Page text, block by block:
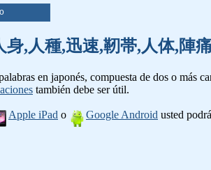
,人種,迅速,靭帯,人体,陣
en japonés, compuesta de dos o más
también debe ser útil.
Apple iPad o Google Android usted